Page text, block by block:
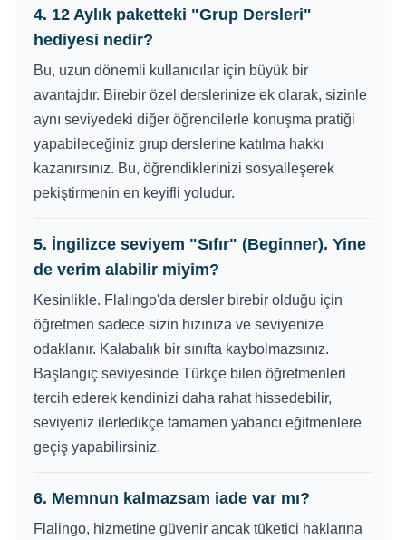
4. 12 Aylık paketteki "Grup Dersleri"
hediyesi nedir?
Bu, uzun dönemli kullanıcılar için büyük bir
avantajdır. Birebir özel derslerinize ek olarak, sizinle
aynı seviyedeki diğer öğrencilerle konuşma pratiği
yapabileceğiniz grup derslerine katılma hakkı
kazanırsınız. Bu, öğrendiklerinizi sosyalleşerek
pekiştirmenin en keyifli yoludur.
5. İngilizce seviyem "Sıfır" (Beginner). Yine
de verim alabilir miyim?
Kesinlikle. Flalingo'da dersler birebir olduğu için
öğretmen sadece sizin hızınıza ve seviyenize
odaklanır. Kalabalık bir sınıfta kaybolmazsınız.
Başlangıç seviyesinde Türkçe bilen öğretmenleri
tercih ederek kendinizi daha rahat hissedebilir,
seviyeniz ilerledikçe tamamen yabancı eğitmenlere
geçiş yapabilirsiniz.
6. Memnun kalmazsam iade var mı?
Flalingo, hizmetine güvenir ancak tüketici haklarına